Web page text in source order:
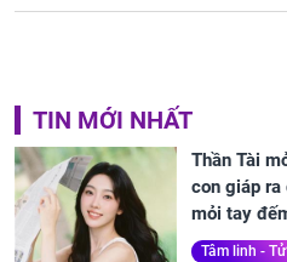
TIN MỚI NHẤT
Thần Tài
con giáp ra
mỏi tay
Tâm linh -